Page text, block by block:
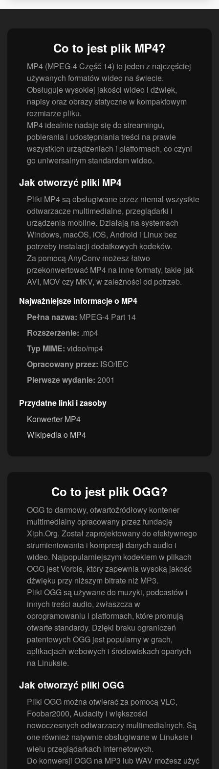
Co to jest plik MP4?
MP4 (MPEG-4 Część 14) to jeden z najczęściej
używanych formatów wideo na świecie.
Obsługuje wysokiej jakości wideo i dźwięk,
napisy oraz obrazy statyczne w kompaktowym
rozmiarze pliku.
MP4 idealnie nadaje się do streamingu,
pobierania i udostępniania treści na prawie
wszystkich urządzeniach i platformach, co czyni
go uniwersalnym standardem wideo.
Jak otworzyć pliki MP4
Pliki MP4 są obsługiwane przez niemal wszystkie
odtwarzacze multimedialne, przeglądarki i
urządzenia mobilne. Działają na systemach
Windows, macOS, iOS, Android i Linux bez
potrzeby instalacji dodatkowych kodeków.
Za pomocą AnyConv możesz łatwo
przekonwertować MP4 na inne formaty, takie jak
AVI, MOV czy MKV, w zależności od potrzeb.
Najważniejsze informacje o MP4
Pełna nazwa: MPEG-4 Part 14
Rozszerzenie: .mp4
Typ MIME: video/mp4
Opracowany przez: ISO/IEC
Pierwsze wydanie: 2001
Przydatne linki i zasoby
Konwerter MP4
Wikipedia o MP4
Co to jest plik OGG?
OGG to darmowy, otwartoźródłowy kontener
multimedialny opracowany przez fundację
Xiph.Org. Został zaprojektowany do efektywnego
strumieniowania i kompresji danych audio i
wideo. Najpopularniejszym kodekiem w plikach
OGG jest Vorbis, który zapewnia wysoką jakość
dźwięku przy niższym bitrate niż MP3.
Pliki OGG są używane do muzyki, podcastów i
innych treści audio, zwłaszcza w
oprogramowaniu i platformach, które promują
otwarte standardy. Dzięki braku ograniczeń
patentowych OGG jest popularny w grach,
aplikacjach webowych i środowiskach opartych
na Linuksie.
Jak otworzyć pliki OGG
Pliki OGG można otwierać za pomocą VLC,
Foobar2000, Audacity i większości
nowoczesnych odtwarzaczy multimedialnych. Są
one również natywnie obsługiwane w Linuksie i
wielu przeglądarkach internetowych.
Do konwersji OGG na MP3 lub WAV możesz użyć